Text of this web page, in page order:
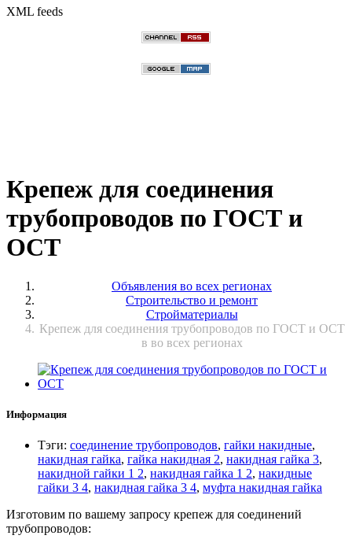
XML feeds
Крепеж для соединения
трубопроводов по ГОСТ и
ОСТ
Объявления во всех регионах
Строительство и ремонт
Стройматериалы
Крепеж для соединения трубопроводов по ГОСТ и ОСТ
в во всех регионах
Информация
Тэги: соединение трубопроводов, гайки накидные,
накидная гайка, гайка накидная 2, накидная гайка 3,
накидной гайки 1 2, накидная гайка 1 2, накидные
гайки 3 4, накидная гайка 3 4, муфта накидная гайка
Изготовим по вашему запросу крепеж для соединений
трубопроводов: